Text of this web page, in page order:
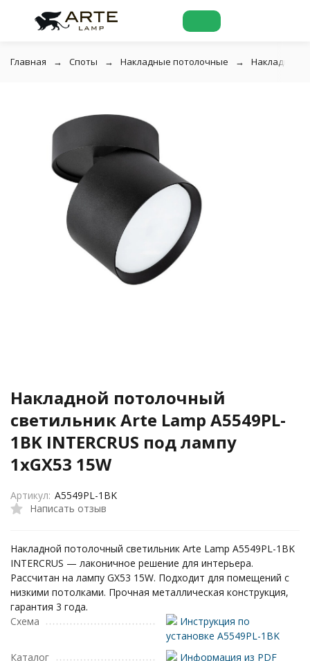
Главная Споты Накладные потолочные Накладной
Накладной потолочный
светильник Arte Lamp A5549PL-
1BK INTERCRUS под лампу
1xGX53 15W
Написать отзыв
Артикул: A5549PL-1BK
Накладной потолочный светильник Arte Lamp A5549PL-1BK
INTERCRUS — лаконичное решение для интерьера.
Рассчитан на лампу GX53 15W. Подходит для помещений с
низкими потолками. Прочная металлическая конструкция,
гарантия 3 года.
Схема
Инструкция по
установке A5549PL-1BK
Каталог
Информация из PDF